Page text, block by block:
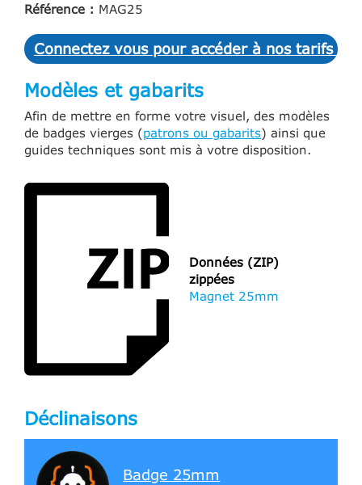
Référence : MAG25
Connectez vous pour accéder à nos tarifs et
Modèles et gabarits
Afin de mettre en forme votre visuel, des modèles
de badges vierges (patrons ou gabarits) ainsi que
guides techniques sont mis à votre disposition.
Données (ZIP)
zippées
Magnet 25mm
Déclinaisons
Badge 25mm